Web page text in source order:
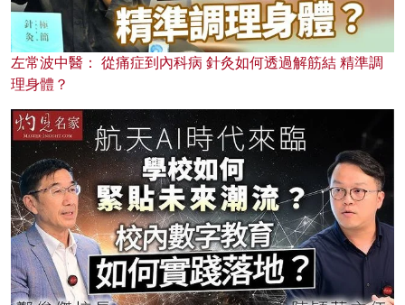
左常波中醫： 從痛症到內科病 針灸如何透過解筋結 精準調
理身體？